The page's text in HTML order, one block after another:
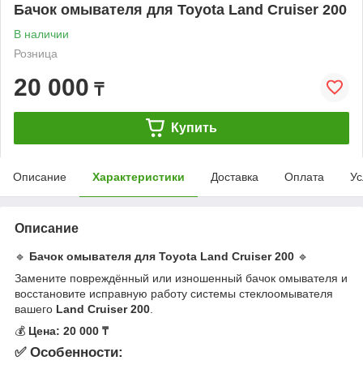
Бачок омывателя для Toyota Land Cruiser 200
В наличии
Розница
20 000 ₸
Купить
Описание Характеристики Доставка Оплата
Описание
🔹 Бачок омывателя для Toyota Land Cruiser 200 🔹
Замените повреждённый или изношенный бачок омывателя и
восстановите исправную работу системы стеклоомывателя
вашего Land Cruiser 200
💰 Цена: 20 000 ₸
✅ Особенности: